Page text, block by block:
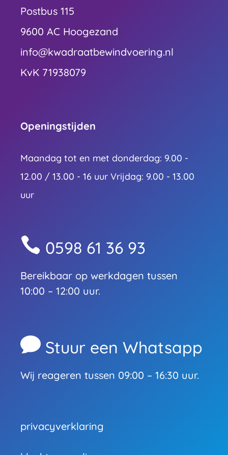
Postbus 115
9600 AC Hoogezand
info@kwadraatbewindvoering.nl
KvK 71938079
Openingstijden
Maandag tot en met donderdag: 9.00 -
12.00 / 13.00 - 16 uur Vrijdag: 9.00 - 13.00
uur
 0598 61 36 93
Bereikbaar op werkdagen tussen
10:00 – 12:00 uur.
 Stuur een Whatsapp
Wij reageren tussen 09:00 – 16:30 uur.
privacyverklaring